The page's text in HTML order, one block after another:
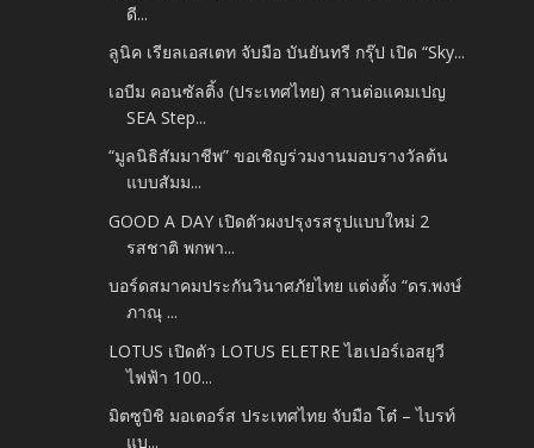
ดี...
ลูนิค เรียลเอสเตท จับมือ บันยันทรี กรุ๊ป เปิด “Sky...
เอบีม คอนซัลติ้ง (ประเทศไทย) สานต่อแคมเปญ
SEA Step...
“มูลนิธิสัมมาชีพ” ขอเชิญร่วมงานมอบรางวัลต้น
แบบสัมม...
GOOD A DAY เปิดตัวผงปรุงรสรูปแบบใหม่ 2
รสชาติ พกพา...
บอร์ดสมาคมประกันวินาศภัยไทย แต่งตั้ง “ดร.พงษ์
ภาณุ ...
LOTUS เปิดตัว LOTUS ELETRE ไฮเปอร์เอสยูวี
ไฟฟ้า 100...
มิตซูบิชิ มอเตอร์ส ประเทศไทย จับมือ โต๋ – ไบรท์
แบ...